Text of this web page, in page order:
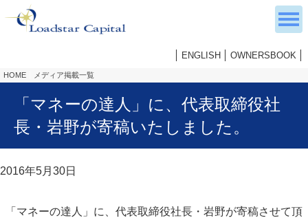
ENGLISH OWNERSBOOK
HOME メディア掲載一覧
「マネーの達人」に、代表取締役社
長・岩野が寄稿いたしました。
2016年5月30日
「マネーの達人」に、代表取締役社長・岩野が寄稿させて頂